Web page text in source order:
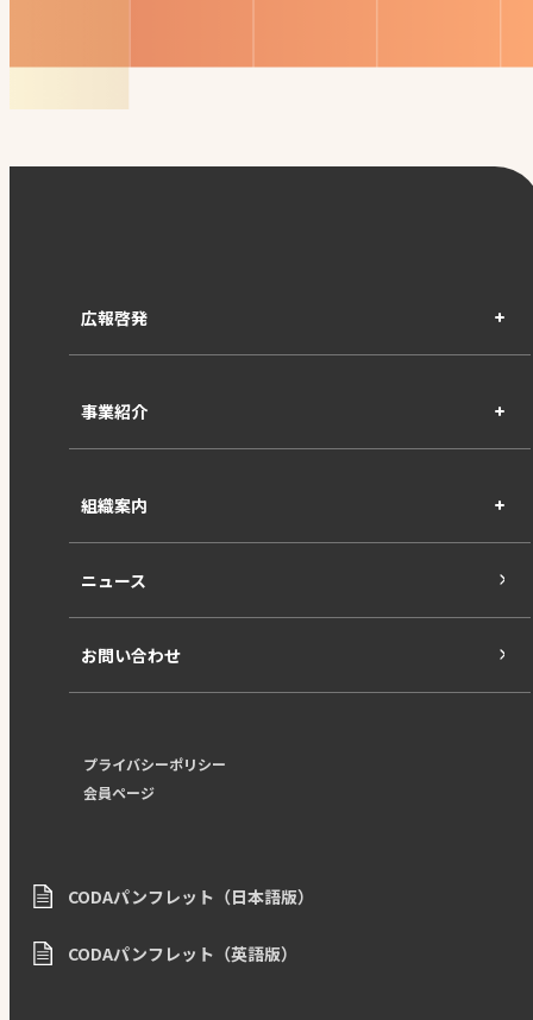
広報啓発
事業紹介
組織案内
ニュース
お問い合わせ
プライバシーポリシー
会員ページ
CODAパンフレット（日本語版）
CODAパンフレット（英語版）